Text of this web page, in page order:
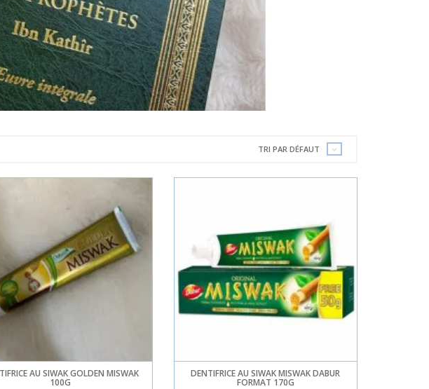
TRI PAR DÉFAUT
AU SIWAK GOLDEN MISWAK
100G
DENTIFRICE AU SIWAK MISWAK DABUR
FORMAT 170G